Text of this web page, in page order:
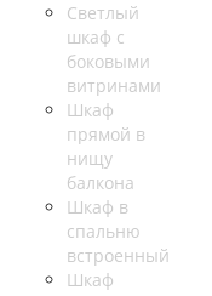
Светлый
шкаф с
боковыми
витринами
Шкаф
прямой в
нищу
балкона
Шкаф в
спальню
встроенный
Шкаф